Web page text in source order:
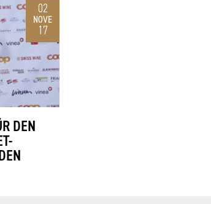
02
NOVE
17
DEN